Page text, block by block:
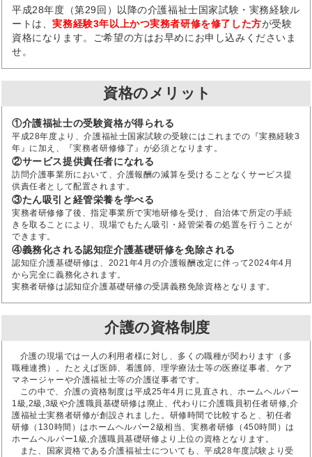
平成28年度（第29回）以降の介護福祉士国家試験・実務経験ル
ートは、実務経験3年以上かつ実務者研修を修了した方が受験
資格になります。ご希望の方はお早めにお申し込みくださいま
せ。
資格のメリット
①介護福祉士の受験資格が得られる
平成28年度より、介護福祉士国家試験の受験にはこれまでの『実務経験3
年』に加え、『実務者研修修了』が必須となります。
②サービス提供責任者になれる
訪問介護事業所において、介護報酬の減算を受けることなくサービス提
供責任者として配置されます。
③たん吸引と経管栄養を学べる
実務者研修修了後、指定事業所で実地研修を受け、自治体で所定の手続
きを取ることにより、現場でもたん吸引・経管栄養の処置を行うことが
できます。
④義務化される認知症介護基礎研修を免除される
認知症介護基礎研修は、2021年4月の介護報酬改定に伴って2024年4月
から完全に義務化されます。
実務者研修は認知症介護基礎研修の受講義務免除資格となります。
介護の資格制度
介護の現場では一人の利用者様に対し、多くの職種が関わります（多
職種連携）。たとえば医師、看護師、理学療法士等の医療従事者、ケア
マネージャーや介護福祉士等の介護従事者です。
この中で、介護の資格制度は平成25年4月に見直され、ホームヘルパー
1級,2級,3級や介護職員基礎研修は廃止、代わりに介護職員初任者研修,介
護福祉士実務者研修が創設されました。研修時間で比較すると、初任者
研修（130時間）はホームヘルパー2級相当、実務者研修（450時間）は
ホームヘルパー1級,介護職員基礎研修より上位の資格となります。
また、国家資格である介護福祉士についても、平成28年度試験より受